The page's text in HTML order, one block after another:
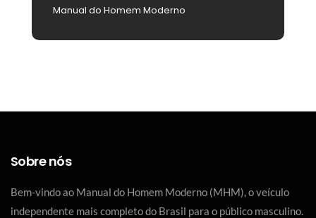
Manual do Homem Moderno
Sobre nós
Bem-vindo ao Manual do Homem Moderno (MHM), o veículo
independente mais completo do Brasil para o público masculino.